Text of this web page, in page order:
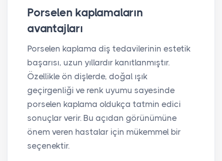
Porselen kaplamaların
avantajları
Porselen kaplama diş tedavilerinin estetik
başarısı, uzun yıllardır kanıtlanmıştır.
Özellikle ön dişlerde, doğal ışık
geçirgenliği ve renk uyumu sayesinde
porselen kaplama oldukça tatmin edici
sonuçlar verir. Bu açıdan görünümüne
önem veren hastalar için mükemmel bir
seçenektir.